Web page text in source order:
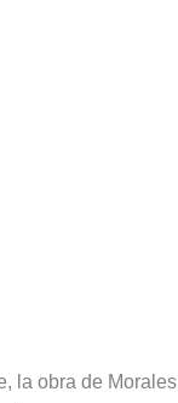
la obra de Morales